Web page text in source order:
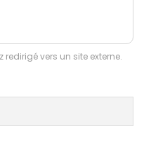
redirigé vers un site externe.